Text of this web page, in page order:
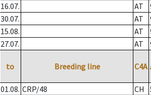
16.07. AT
30.07. AT
15.08. AT
27.07. AT
to Breeding line C4A
01.08. CRP/48 CH